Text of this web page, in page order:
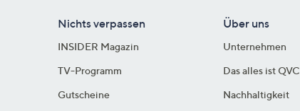
Nichts verpassen
INSIDER Magazin
TV-Programm
Gutscheine
Über uns
Unternehmen
Das alles ist QVC
Nachhaltigkeit